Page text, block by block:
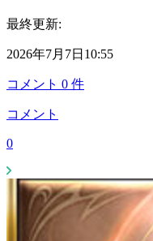
最終更新:
2026年7月7日10:55
コメント 0 件
コメント
0